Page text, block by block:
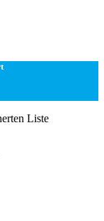
Liste